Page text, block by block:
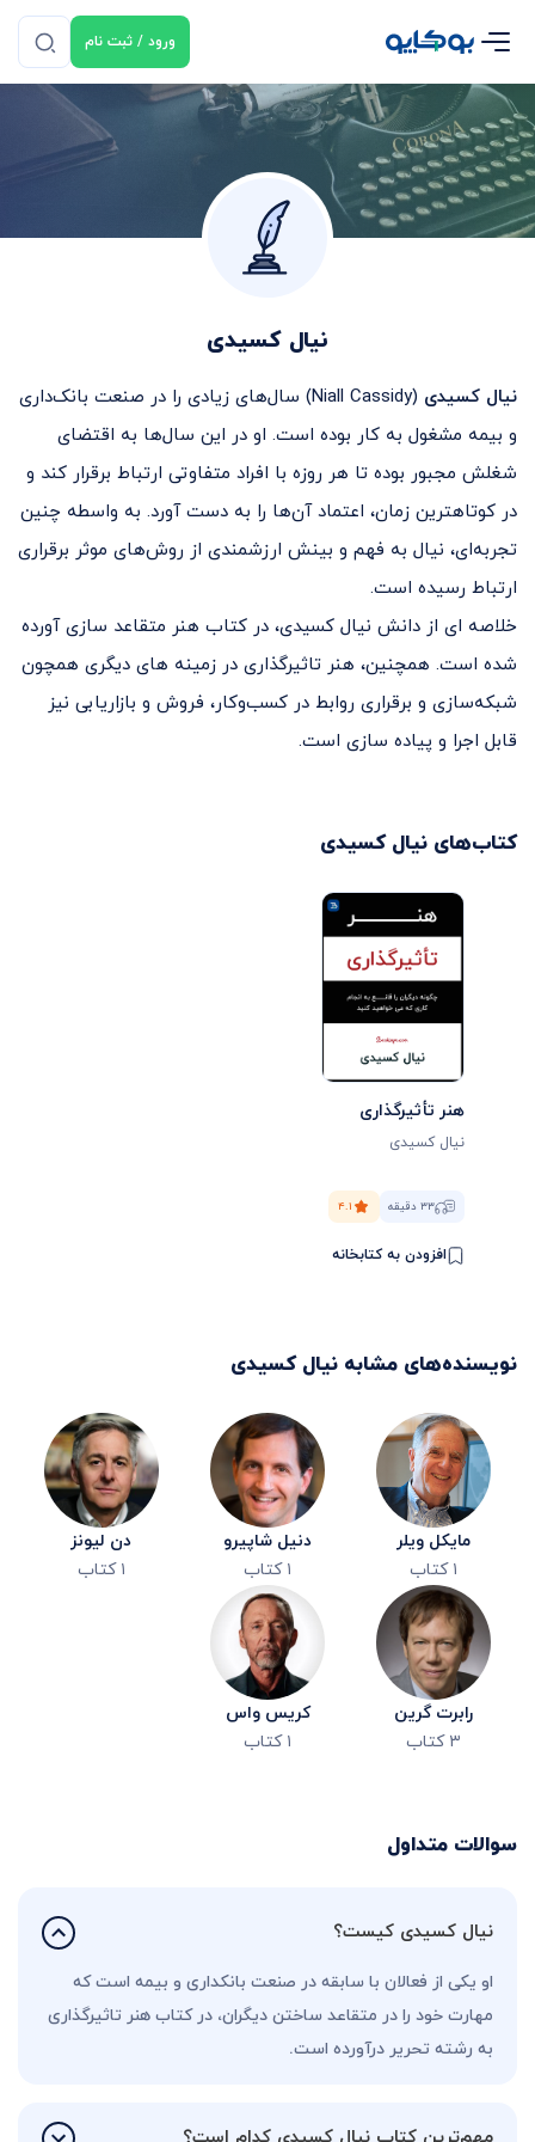
ورود / ثبت نام
نیال کسیدی
نیال کسیدی
(Niall Cassidy) سال‌های زیادی را در صنعت بانک‌داری
و بیمه مشغول به کار بوده است. او در این سال‌ها به اقتضای
شغلش مجبور بوده تا هر روزه با افراد متفاوتی ارتباط برقرار کند و
در کوتاهترین زمان، اعتماد آن‌ها را به دست آورد. به واسطه چنین
تجربه‌ای، نیال به فهم و بینش ارزشمندی از روش‌های موثر برقراری
ارتباط رسیده است.
خلاصه ای از دانش نیال کسیدی، در کتاب هنر متقاعد سازی آورده
شده است. همچنین، هنر تاثیرگذاری در زمینه های دیگری همچون
شبکه‌سازی و برقراری روابط در کسب‌و‌کار، فروش و بازاریابی نیز
قابل اجرا و پیاده سازی است.
کتاب‌های نیال کسیدی
هنر تأثیرگذاری
نیال کسیدی
۳۳ دقیقه ۴.۱
افزودن به کتابخانه
نویسنده‌های مشابه نیال کسیدی
مایکل ویلر
۱ کتاب
دنیل شاپیرو
۱ کتاب
دن لیونز
۱ کتاب
رابرت گرین
۳ کتاب
کریس واس
۱ کتاب
سوالات متداول
نیال کسیدی کیست؟
او یکی از فعالان با سابقه در صنعت بانکداری و بیمه است که
مهارت خود را در متقاعد ساختن دیگران، در کتاب هنر تاثیرگذاری
به رشته تحریر درآورده است.